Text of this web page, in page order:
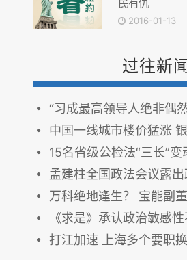
2016-01-13
过往新闻
“习成最高领导人绝非偶然”
中国一线城市楼价猛涨
15名省级公检法“三长”
孟建柱全国政法会议露
万科绝地逢生？ 宝能副董事
《求是》承认政治敏感性不高 令
打江加速 上海多个要职换